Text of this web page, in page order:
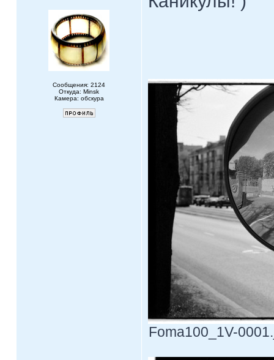
Сообщения: 2124
Откуда: Minsk
Камера: обскура
Foma100_1V-